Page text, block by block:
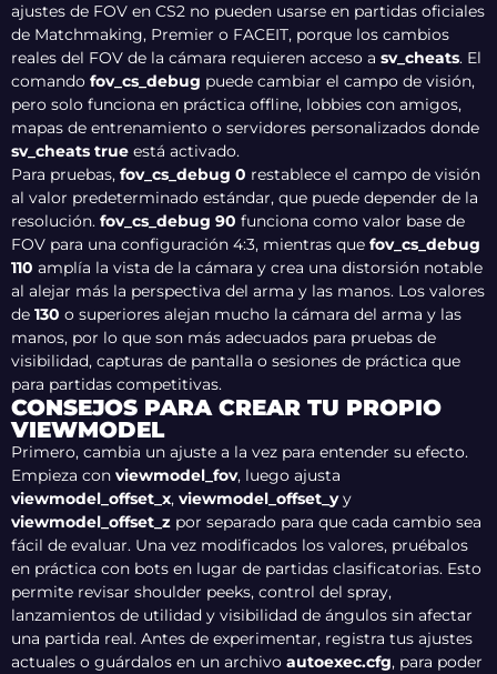
ajustes de FOV en CS2 no pueden usarse en partidas oficiales
de Matchmaking, Premier o FACEIT, porque los cambios
reales del FOV de la cámara requieren acceso a sv_cheats. El
comando fov_cs_debug puede cambiar el campo de visión,
pero solo funciona en práctica offline, lobbies con amigos,
mapas de entrenamiento o servidores personalizados donde
sv_cheats true está activado.
Para pruebas, fov_cs_debug 0 restablece el campo de visión
al valor predeterminado estándar, que puede depender de la
resolución. fov_cs_debug 90 funciona como valor base de
FOV para una configuración 4:3, mientras que fov_cs_debug
110 amplía la vista de la cámara y crea una distorsión notable
al alejar más la perspectiva del arma y las manos. Los valores
de 130 o superiores alejan mucho la cámara del arma y las
manos, por lo que son más adecuados para pruebas de
visibilidad, capturas de pantalla o sesiones de práctica que
para partidas competitivas.
CONSEJOS PARA CREAR TU PROPIO
VIEWMODEL
Primero, cambia un ajuste a la vez para entender su efecto.
Empieza con viewmodel_fov, luego ajusta
viewmodel_offset_x, viewmodel_offset_yy
viewmodel_offset_z por separado para que cada cambio sea
fácil de evaluar. Una vez modificados los valores, pruébalos
en práctica con bots en lugar de partidas clasificatorias. Esto
permite revisar shoulder peeks, control del spray,
lanzamientos de utilidad y visibilidad de ángulos sin afectar
una partida real. Antes de experimentar, registra tus ajustes
actuales o guárdalos en un archivo autoexec.cfg, para poder